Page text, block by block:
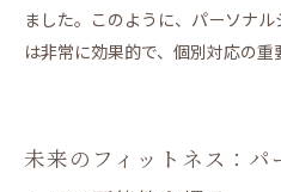
ました。このように、パーソナ
は非常に効果的で、個別対応の重
未来のフィットネス：パ